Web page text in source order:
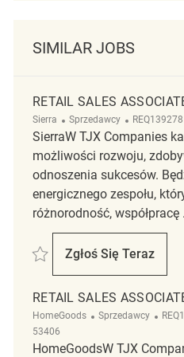
SIMILAR JOBS
RETAIL SALES
Sierra Kategoria
Sprzedawcy ReqId
REQ139278
SierraW TJX Companies
możliwości rozwoju,
odnoszenia sukcesów.
energicznego zespołu,
różnorodność, współpracę
Zapisać Retail Sales Associate
Zgłoś Się Teraz
Retail Sales
RETAIL SALES
HomeGoods Kategoria
Sprzedawcy ReqId
53406
HomeGoodsW TJX